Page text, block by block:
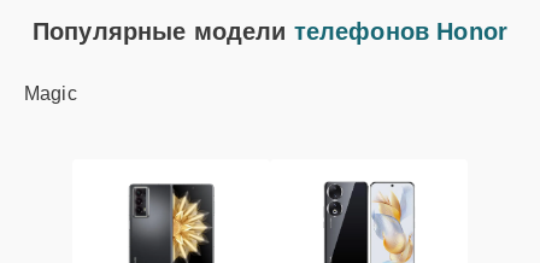
Популярные модели телефонов Honor
Magic